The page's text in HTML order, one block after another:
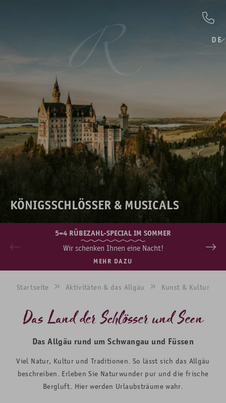
DE
KÖNIGSSCHLÖSSER & MUSICALS
5=4 RÜBEZAHL-SPECIAL IM SOMMER
Wir schenken Ihnen eine Nacht!
MEHR DAZU
Startseite Aktivitäten & das Allgäu Kunst & Kultur
Das Land der Schlösser und Seen
Das Allgäu rund um Schwangau und Füssen
Viel Natur, Kultur und Traditionen. So lässt sich das Allgäu
beschreiben. Erleben Sie Naturwunder pur und die frische
Bergluft. Hier werden Urlaubsträume wahr.